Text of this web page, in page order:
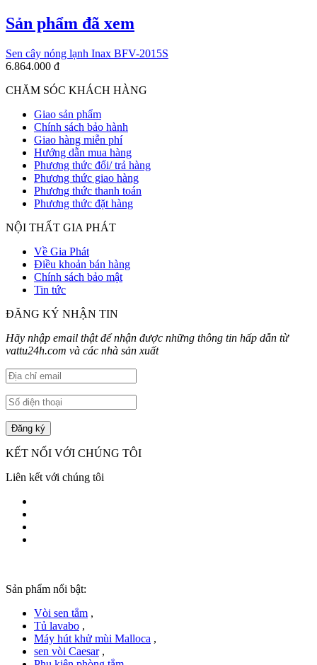
Sản phẩm đã xem
Sen cây nóng lạnh Inax BFV-2015S
6.864.000 đ
CHĂM SÓC KHÁCH HÀNG
Giao sản phẩm
Chính sách bảo hành
Giao hàng miễn phí
Hướng dẫn mua hàng
Phương thức đổi/ trả hàng
Phương thức giao hàng
Phương thức thanh toán
Phương thức đặt hàng
NỘI THẤT GIA PHÁT
Về Gia Phát
Điều khoản bán hàng
Chính sách bảo mật
Tin tức
ĐĂNG KÝ NHẬN TIN
Hãy nhập email thật để nhận được những thông tin hấp dẫn từ
vattu24h.com và các nhà sản xuất
KẾT NỐI VỚI CHÚNG TÔI
Liên kết với chúng tôi
Sản phẩm nổi bật:
Vòi sen tắm ,
Tủ lavabo ,
Máy hút khử mùi Malloca ,
sen vòi Caesar,